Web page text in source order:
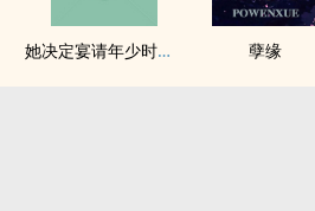
她决定宴请年少时的自己（1v1H） 孽缘